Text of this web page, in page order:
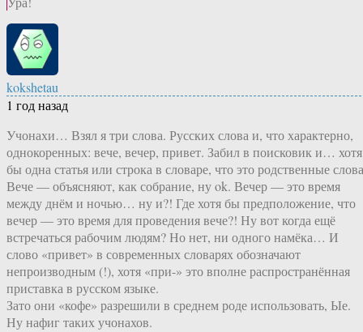
kokshetau
1 год назад
Учонахи… Взял я три слова. Русских слова и, что характерно,
однокоренных: вече, вечер, привет. Забил в поисковик и… хотя
бы одна статья или строка в словаре, что это родственные
Вече — объясняют, как собрание, ну ok. Вечер — это время
между днём и ночью… ну и?! Где хотя бы предположение, что
вечер — это время для проведения вече?! Ну вот когда ещё
встречаться рабочим людям? Но нет, ни одного намёка… И
слово «привет» в современных словарях обозначают
непроизводным (!), хотя «при-» это вполне распространённая
приставка в русском языке.
Зато они «кофе» разрешили в среднем роде использовать, Ые.
Ну нафиг таких учонахов.